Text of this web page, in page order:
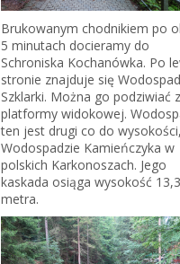
Brukowanym chodnikiem po
5 minutach docieramy do
Schroniska Kochanówka. Po
stronie znajduje się Wodospad
Szklarki. Można go podziwiać z
platformy widokowej.
ten jest drugi co do
Wodospadzie Kamieńczyka w
polskich Karkonoszach. Jego
kaskada osiąga wysokość 13,3
metra.